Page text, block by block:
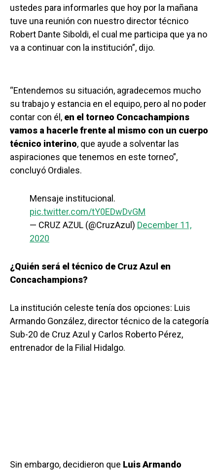
ustedes para informarles que hoy por la mañana
tuve una reunión con nuestro director técnico
Robert Dante Siboldi, el cual me participa que ya no
va a continuar con la institución”, dijo.
“Entendemos su situación, agradecemos mucho
su trabajo y estancia en el equipo, pero al no poder
contar con él, en el torneo Concachampions
vamos a hacerle frente al mismo con un cuerpo
técnico interino, que ayude a solventar las
aspiraciones que tenemos en este torneo”,
concluyó Ordiales.
Mensaje institucional.
pic.twitter.com/tY0EDwDvGM
— CRUZ AZUL (@CruzAzul) December 11,
2020
¿Quién será el técnico de Cruz Azul en
Concachampions?
La institución celeste tenía dos opciones: Luis
Armando González, director técnico de la categoría
Sub-20 de Cruz Azul y Carlos Roberto Pérez,
entrenador de la Filial Hidalgo.
Sin embargo, decidieron que Luis Armando